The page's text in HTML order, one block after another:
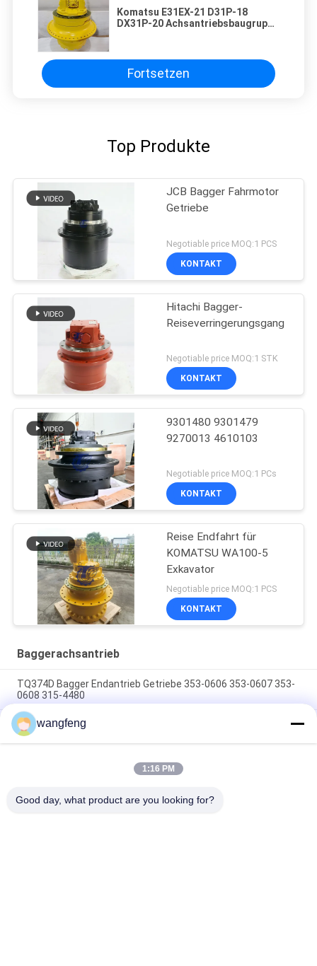
Komatsu E31EX-21 D31P-18
DX31P-20 Achsantriebsbaugruppe
Präzisions-Planetengetriebe |
Hochleistungs-Planierraupen-
Traktionskomponente
Fortsetzen
Top Produkte
JCB Bagger Fahrmotor
Getriebe
Negotiable price MOQ:1 PCS
KONTAKT
Hitachi Bagger-
Reiseverringerungsgang
Negotiable price MOQ:1 STK
KONTAKT
9301480 9301479
9270013 4610103
Negotiable price MOQ:1 PCs
KONTAKT
Reise Endfahrt für
KOMATSU WA100-5
Exkavator
Negotiable price MOQ:1 PCS
KONTAKT
Baggerachsantrieb
TQ374D Bagger Endantrieb Getriebe 353-0606 353-0607 353-
0608 315-4480
353-0528 333-3036 Bagger Endantrieb Motor Hydraulisch
geeignet TQ345D TQ349D
Der hydraulische Endantriebsmotor BMVT41 von Danfoss
kann an 5~6 Tonnen schwebende Steerlader angepasst
wangfeng
1:16 PM
Good day, what product are you looking for?